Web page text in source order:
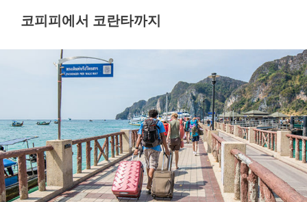
코피피에서 코란타까지